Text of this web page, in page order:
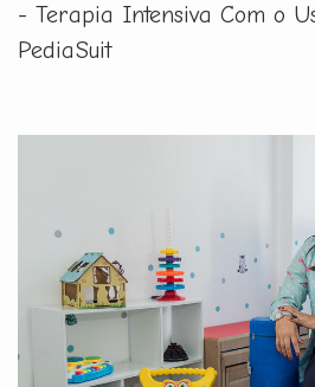
- Terapia Intensiva Com o
PediaSuit